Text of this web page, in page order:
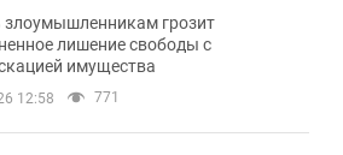
злоумышленникам грозит
лишение свободы с
имущества
12:58 771